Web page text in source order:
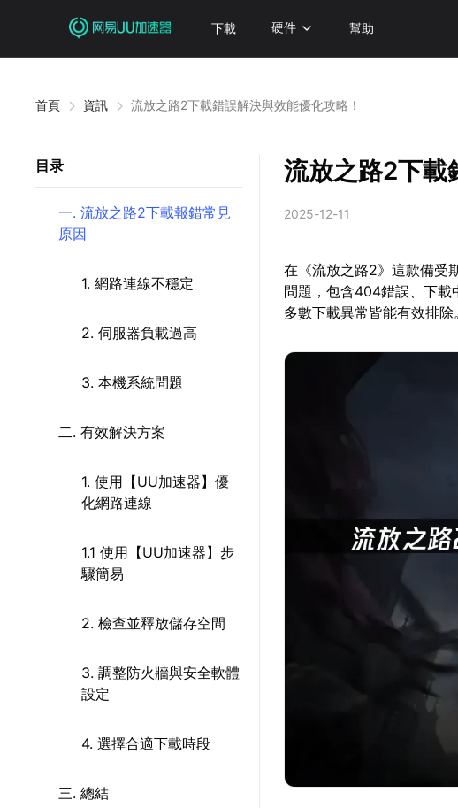
下載 硬件 幫助
首頁 資訊 流放之路2下載錯誤解決與效能優化攻略！
目录
一. 流放之路2下載報錯常見
原因
1. 網路連線不穩定
2. 伺服器負載過高
3. 本機系統問題
二. 有效解決方案
1. 使用【UU加速器】優
化網路連線
1.1 使用【UU加速器】步
驟簡易
2. 檢查並釋放儲存空間
3. 調整防火牆與安全軟體
設定
4. 選擇合適下載時段
三. 總結
流放之路2下載
2025-12-11
在《流放之路2》這款備受
問題，包含404錯誤、下載
多數下載異常皆能有效排除